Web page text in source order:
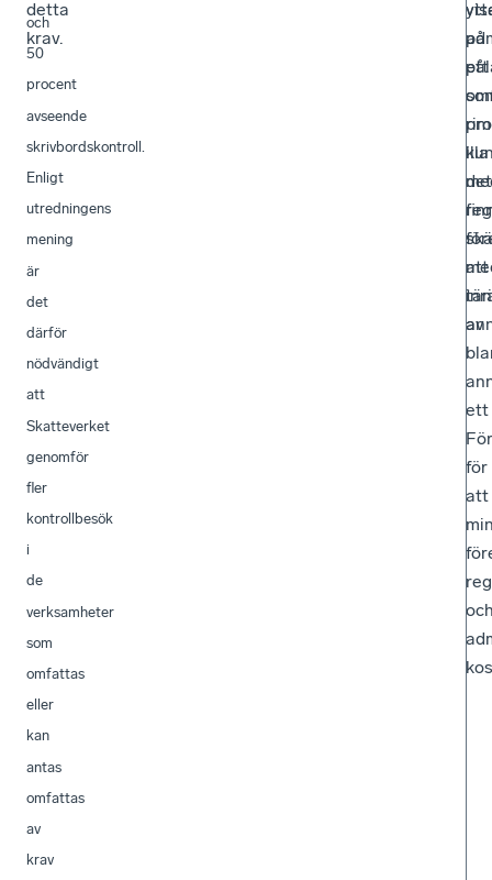
och
50
procent
avseende
skrivbordskontroll.
Enligt
utredningens
mening
är
det
därför
nödvändigt
att
Skatteverket
genomför
fler
kontrollbesök
i
de
verksamheter
som
omfattas
eller
kan
antas
omfattas
av
krav
detta
krav.
illa
av
ett
för
att
på
ett
det
att